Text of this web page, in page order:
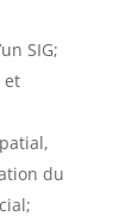
SIG;
et
du